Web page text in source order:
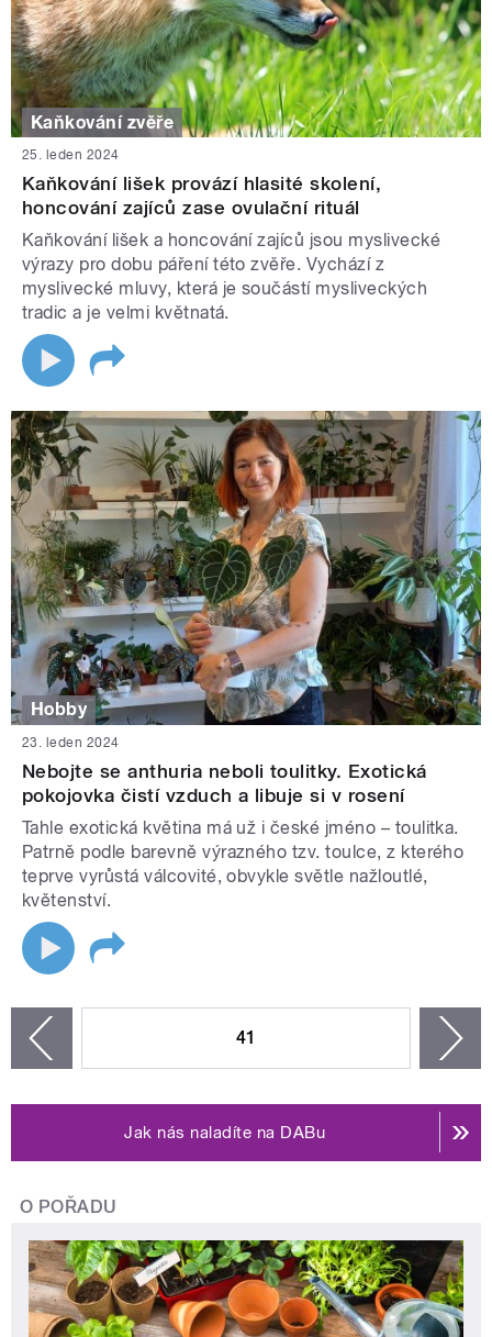
Kaňkování zvěře
25. leden 2024
Kaňkování lišek provází hlasité skolení,
honcování zajíců zase ovulační rituál
Kaňkování lišek a honcování zajíců jsou myslivecké
výrazy pro dobu páření této zvěře. Vychází z
myslivecké mluvy, která je součástí mysliveckých
tradic a je velmi květnatá.
Hobby
23. leden 2024
Nebojte se anthuria neboli toulitky. Exotická
pokojovka čistí vzduch a libuje si v rosení
Tahle exotická květina má už i české jméno – toulitka.
Patrně podle barevně výrazného tzv. toulce, z kterého
teprve vyrůstá válcovité, obvykle světle nažloutlé,
květenství.
41
Jak nás naladíte na DABu
O POŘADU